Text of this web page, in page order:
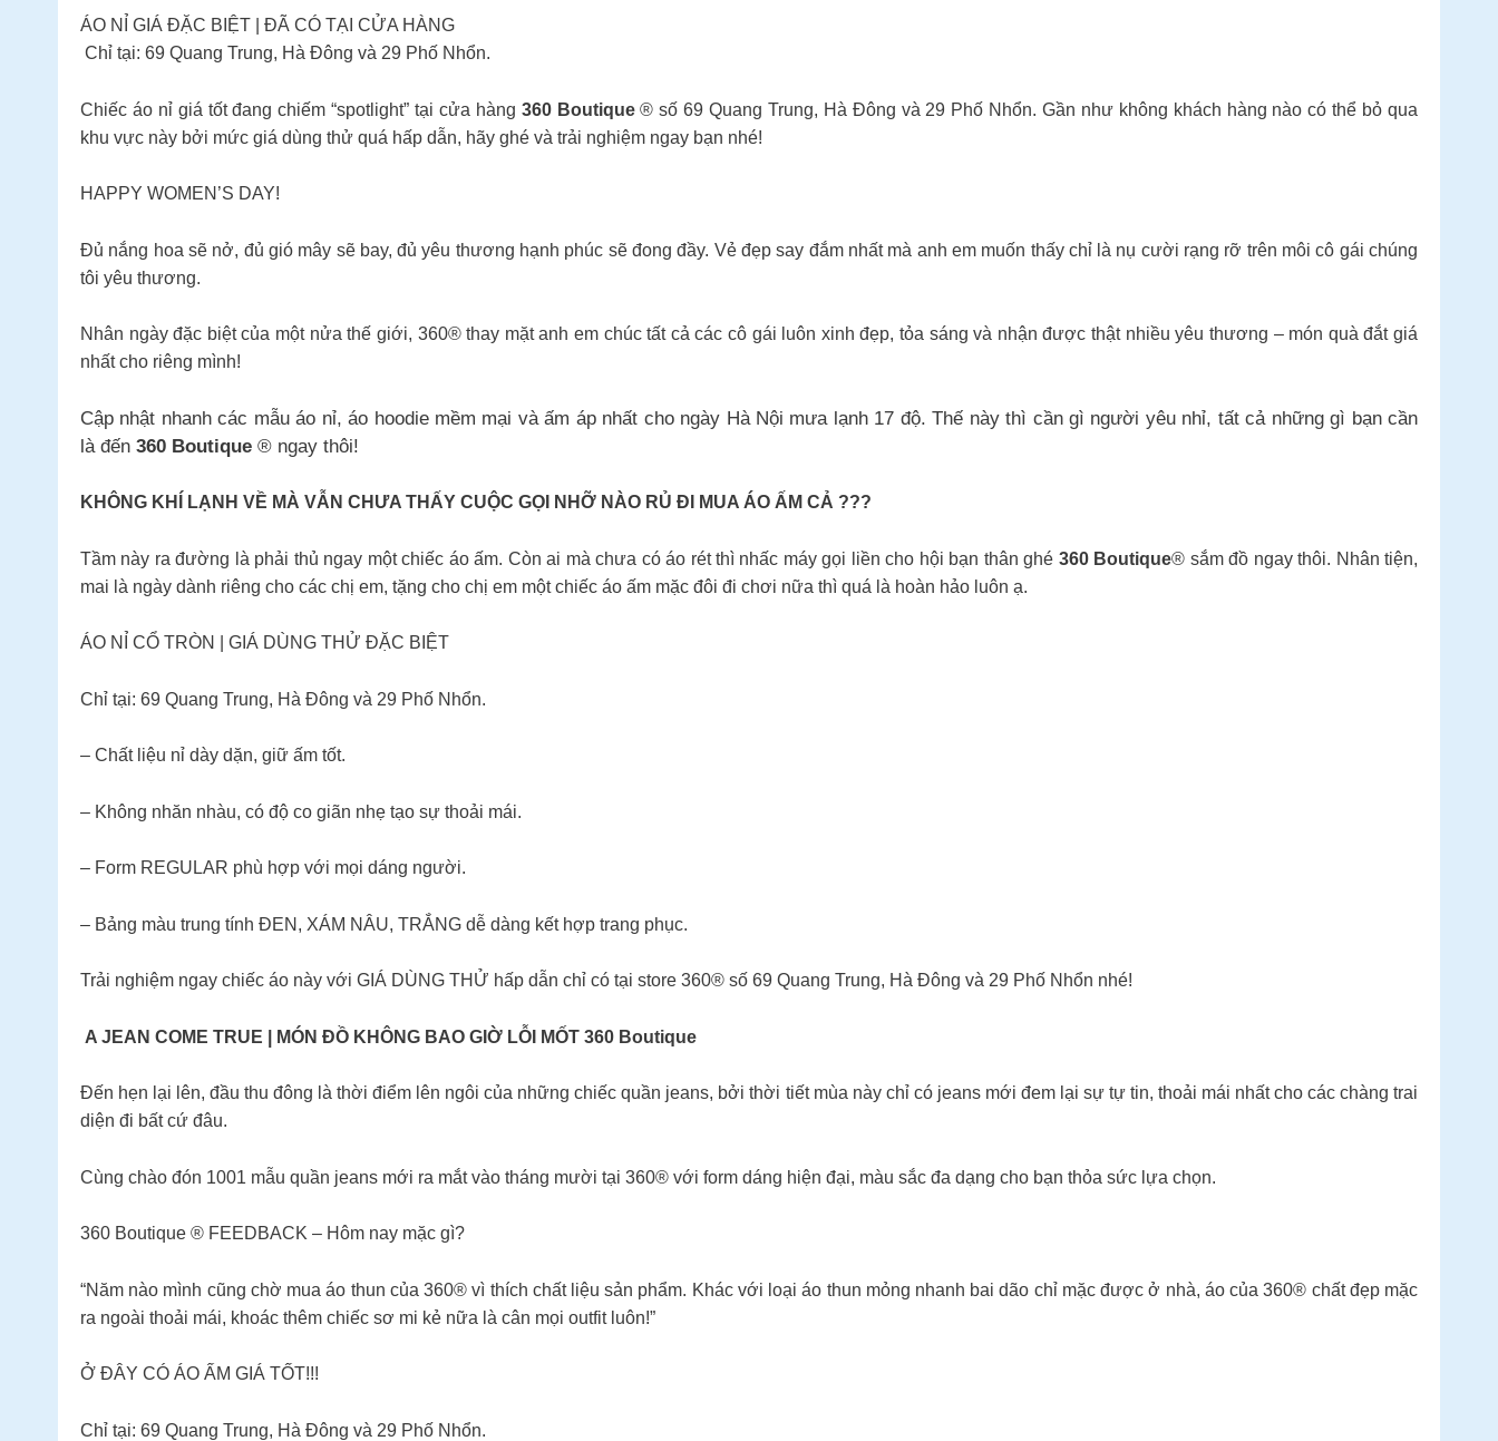
ÁO NỈ GIÁ ĐẶC BIỆT | ĐÃ CÓ TẠI CỬA HÀNG
Chỉ tại: 69 Quang Trung, Hà Đông và 29 Phố Nhổn.
Chiếc áo nỉ giá tốt đang chiếm “spotlight” tại cửa hàng 360 Boutique® số 69 Quang Trung, Hà Đông và 29 Phố Nhổn. Gần như không khách hàng nào có thể bỏ qua
khu vực này bởi mức giá dùng thử quá hấp dẫn, hãy ghé và trải nghiệm ngay bạn nhé!
HAPPY WOMEN’S DAY!
Đủ nắng hoa sẽ nở, đủ gió mây sẽ bay, đủ yêu thương hạnh phúc sẽ đong đầy. Vẻ đẹp say đắm nhất mà anh em muốn thấy chỉ là nụ cười rạng rỡ trên môi cô gái chúng
tôi yêu thương.
Nhân ngày đặc biệt của một nửa thế giới, 360® thay mặt anh em chúc tất cả các cô gái luôn xinh đẹp, tỏa sáng và nhận được thật nhiều yêu thương – món quà đắt giá
nhất cho riêng mình!
Cập nhật nhanh các mẫu áo nỉ, áo hoodie mềm mại và ấm áp nhất cho ngày Hà Nội mưa lạnh 17 độ. Thế này thì cần gì người yêu nhỉ, tất cả những gì bạn cần
là đến 360 Boutique ® ngay thôi!
KHÔNG KHÍ LẠNH VỀ MÀ VẪN CHƯA THẤY CUỘC GỌI NHỠ NÀO RỦ ĐI MUA ÁO ẤM CẢ ???
Tầm này ra đường là phải thủ ngay một chiếc áo ấm. Còn ai mà chưa có áo rét thì nhấc máy gọi liền cho hội bạn thân ghé 360 Boutique® sắm đồ ngay thôi. Nhân tiện,
mai là ngày dành riêng cho các chị em, tặng cho chị em một chiếc áo ấm mặc đôi đi chơi nữa thì quá là hoàn hảo luôn ạ.
ÁO NỈ CỔ TRÒN | GIÁ DÙNG THỬ ĐẶC BIỆT
Chỉ tại: 69 Quang Trung, Hà Đông và 29 Phố Nhổn.
– Chất liệu nỉ dày dặn, giữ ấm tốt.
– Không nhăn nhàu, có độ co giãn nhẹ tạo sự thoải mái.
– Form REGULAR phù hợp với mọi dáng người.
– Bảng màu trung tính ĐEN, XÁM NÂU, TRẮNG dễ dàng kết hợp trang phục.
Trải nghiệm ngay chiếc áo này với GIÁ DÙNG THỬ hấp dẫn chỉ có tại store 360® số 69 Quang Trung, Hà Đông và 29 Phố Nhổn nhé!
A JEAN COME TRUE | MÓN ĐỒ KHÔNG BAO GIỜ LỖI MỐT 360 Boutique
Đến hẹn lại lên, đầu thu đông là thời điểm lên ngôi của những chiếc quần jeans, bởi thời tiết mùa này chỉ có jeans mới đem lại sự tự tin, thoải mái nhất cho các chàng trai
diện đi bất cứ đâu.
Cùng chào đón 1001 mẫu quần jeans mới ra mắt vào tháng mười tại 360® với form dáng hiện đại, màu sắc đa dạng cho bạn thỏa sức lựa chọn.
360 Boutique ® FEEDBACK – Hôm nay mặc gì?
“Năm nào mình cũng chờ mua áo thun của 360® vì thích chất liệu sản phẩm. Khác với loại áo thun mỏng nhanh bai dão chỉ mặc được ở nhà, áo của 360® chất đẹp mặc
ra ngoài thoải mái, khoác thêm chiếc sơ mi kẻ nữa là cân mọi outfit luôn!”
Ở ĐÂY CÓ ÁO ẤM GIÁ TỐT!!!
Chỉ tại: 69 Quang Trung, Hà Đông và 29 Phố Nhổn.